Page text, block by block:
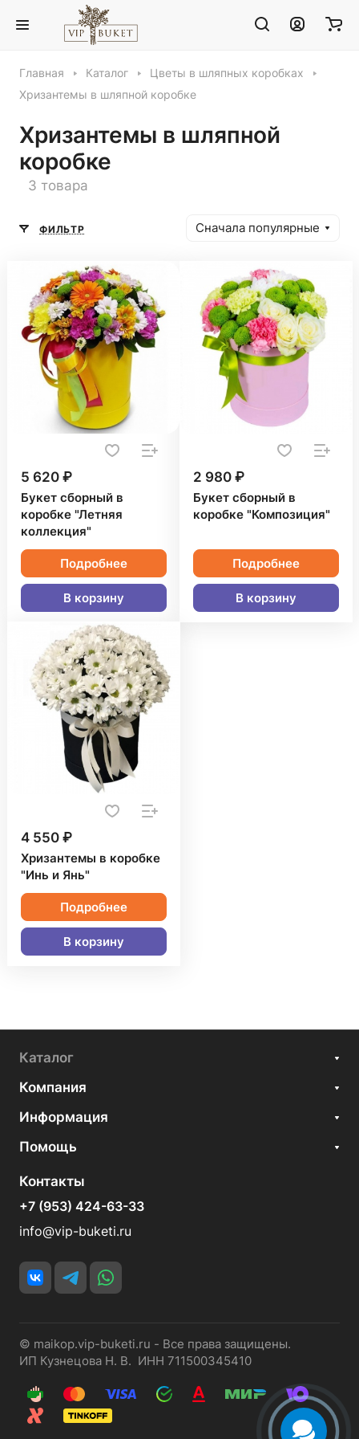
Главная Каталог
Цветы в шляпных коробках
Хризантемы в шляпной коробке
Хризантемы в шляпной
коробке
3 товара
ФИЛЬТР Сначала популярные
5 620 ₽
Букет сборный в
коробке "Летняя
коллекция"
Подробнее
В корзину
2 980 ₽
Букет сборный в
коробке "Композиция"
Подробнее
В корзину
4 550 ₽
Хризантемы в коробке
"Инь и Янь"
Подробнее
В корзину
Каталог
Компания
Информация
Помощь
Контакты
+7 (953) 424-63-33
info@vip-buketi.ru
© maikop.vip-buketi.ru - Все права защищены.
ИП Кузнецова Н. В. ИНН 711500345410